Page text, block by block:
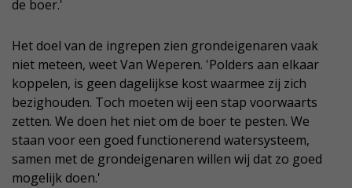
de boer.'
Het doel van de ingrepen zien grondeigenaren vaak
niet meteen, weet Van Weperen. 'Polders aan elkaar
koppelen, is geen dagelijkse kost waarmee zij zich
bezighouden. Toch moeten wij een stap voorwaarts
zetten. We doen het niet om de boer te pesten. We
staan voor een goed functionerend watersysteem,
samen met de grondeigenaren willen wij dat zo goed
mogelijk doen.'